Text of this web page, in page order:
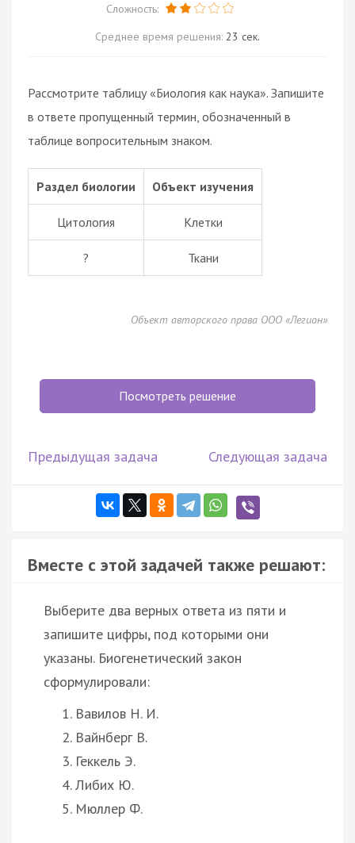
Сложность:
Среднее время решения: 23 сек.
Рассмотрите таблицу «Биология как наука». Запишите
в ответе пропущенный термин, обозначенный в
таблице вопросительным знаком.
Раздел биологии Объект изучения
Цитология Клетки
? Ткани
Объект авторского права ООО «Легион»
Посмотреть решение
Предыдущая задача Следующая задача
Вместе с этой задачей также решают:
Выберите два верных ответа из пяти и
запишите цифры, под которыми они
указаны. Биогенетический закон
сформулировали:
Вавилов Н. И.
Вайнберг В.
Геккель Э.
Либих Ю.
Мюллер Ф.